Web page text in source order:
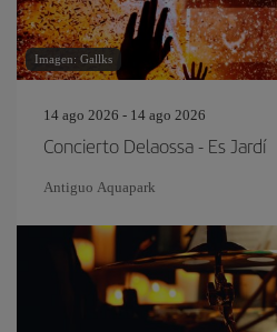
Imagen: Gallks
14 ago 2026 - 14 ago 2026
Concierto Delaossa - Es Jardí
Antiguo Aquapark